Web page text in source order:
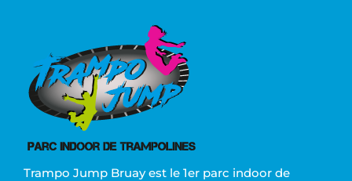
Trampo Jump Bruay est le 1er parc indoor de